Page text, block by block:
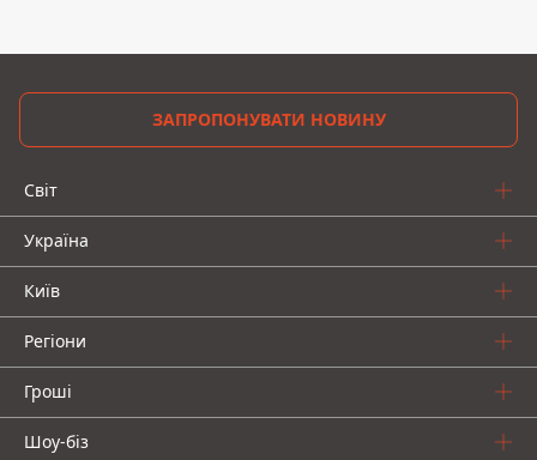
ЗАПРОПОНУВАТИ НОВИНУ
Світ
Україна
Київ
Регіони
Гроші
Шоу-біз